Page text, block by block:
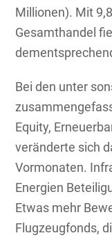
Millionen). Mit
Gesamthandel
Bei den unter
Equity,
veränderte sich
Vormonaten.
Energien
Etwas mehr
Flugzeugfonds,